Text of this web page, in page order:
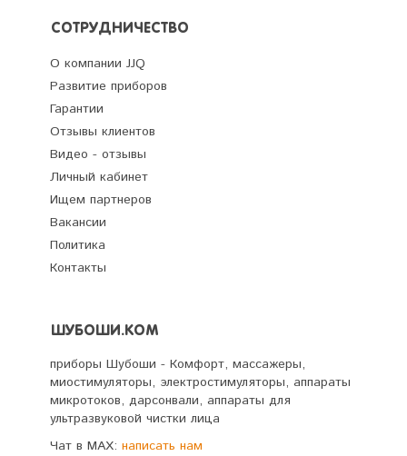
СОТРУДНИЧЕСТВО
О компании JJQ
Развитие приборов
Гарантии
Отзывы клиентов
Видео - отзывы
Личный кабинет
Ищем партнеров
Вакансии
Политика
Контакты
ШУБОШИ.КОМ
приборы Шубоши - Комфорт, массажеры,
миостимуляторы, электростимуляторы, аппараты
микротоков, дарсонвали, аппараты для
ультразвуковой чистки лица
Чат в MAX: написать нам